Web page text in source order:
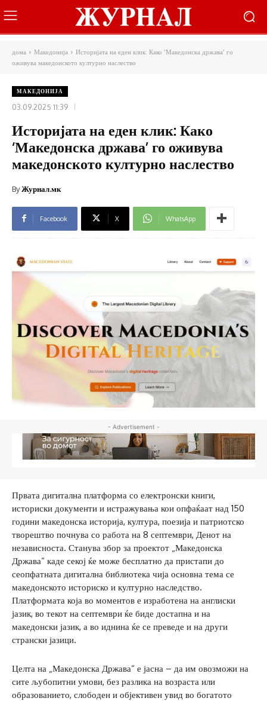
дома Македонија
Историјата на еден клик: Како ‘Македонска држава’ го
оживува македонското културно наслество
МАКЕДОНИЈА
03.09.2025 11:39
Историјата на еден клик: Како
‘Македонска држава’ го оживува
македонското културно наслество
ByЖурнал.мк
Facebook X WhatsApp
- Advertisement -
Првата дигитална платформа со електронски книги,
историски документи и истражувања кои опфаќаат над 150
години македонска историја, култура, поезија и патриотско
творештво почнува со работа на 8 септември, Денот на
независноста. Станува збор за проектот „Македонска
Држава“ каде секој ќе може бесплатно да пристапи до
сеопфатната дигитална библиотека чија основна тема се
македонското историско и културно наследство.
Платформата која во моментов е изработена на англиски
јазик, во текот на септември ќе биде достапна и на
македонски јазик, а во иднина ќе се преведе и на други
странски јазици.
Целта на „Македонска Држава“ е јасна – да им овозможи на
сите љубопитни умови, без разлика на возраста или
образованието, слободен и објективен увид во богатото